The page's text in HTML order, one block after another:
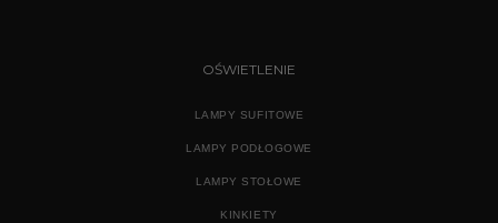
OŚWIETLENIE
LAMPY SUFITOWE
LAMPY PODŁOGOWE
LAMPY STOŁOWE
KINKIETY